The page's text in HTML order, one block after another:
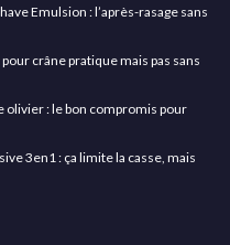
Emulsion : l’après-rasage sans
crâne pratique mais pas sans
olivier : le bon compromis pour
3en1 : ça limite la casse, mais